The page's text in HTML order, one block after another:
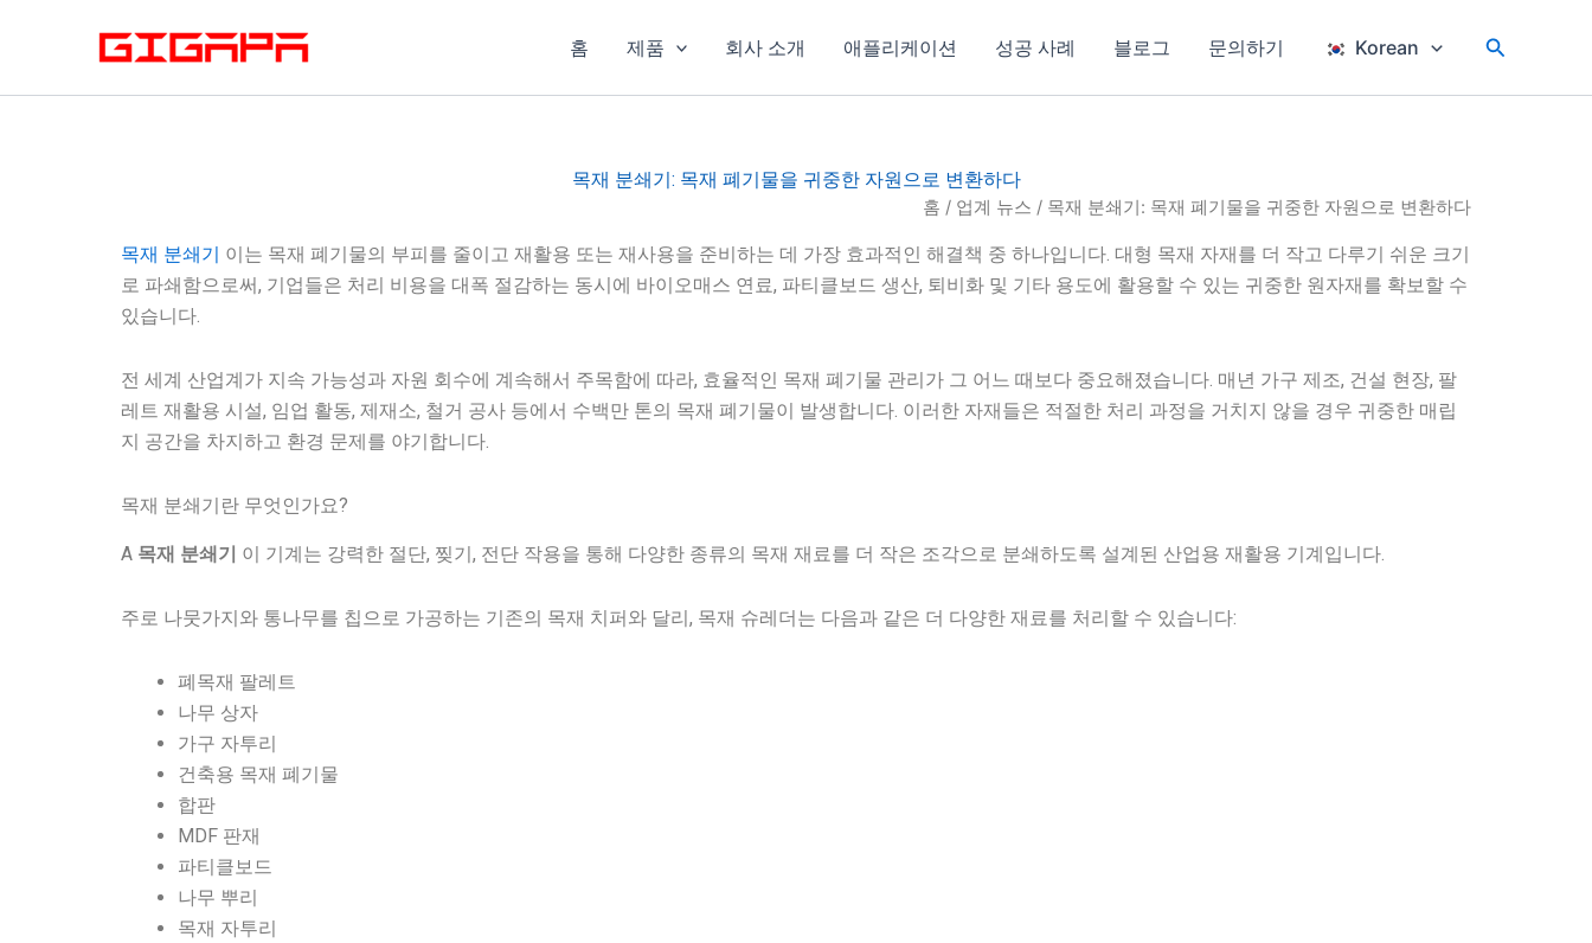
홈 제품 회사 소개 애플리케이션 성공 사례 블로그 문의하기 Korean
검
목재 분쇄기: 목재 폐기물을 귀중한 자원으로 변환하다
홈 / 업계 뉴스 / 목재 분쇄기: 목재 폐기물을 귀중한 자원으로 변환하다
목재 분쇄기 이는 목재 폐기물의 부피를 줄이고 재활용 또는 재사용을 준비하는 데 가장 효과적인 해결책 중 하나입니다. 대형 목재 자재를 더 작고 다루기 쉬운 크기
로 파쇄함으로써, 기업들은 처리 비용을 대폭 절감하는 동시에 바이오매스 연료, 파티클보드 생산, 퇴비화 및 기타 용도에 활용할 수 있는 귀중한 원자재를 확보할 수
있습니다.
전 세계 산업계가 지속 가능성과 자원 회수에 계속해서 주목함에 따라, 효율적인 목재 폐기물 관리가 그 어느 때보다 중요해졌습니다. 매년 가구 제조, 건설 현장, 팔
레트 재활용 시설, 임업 활동, 제재소, 철거 공사 등에서 수백만 톤의 목재 폐기물이 발생합니다. 이러한 자재들은 적절한 처리 과정을 거치지 않을 경우 귀중한 매립
지 공간을 차지하고 환경 문제를 야기합니다.
목재 분쇄기란 무엇인가요?
A 목재 분쇄기 이 기계는 강력한 절단, 찢기, 전단 작용을 통해 다양한 종류의 목재 재료를 더 작은 조각으로 분쇄하도록 설계된 산업용 재활용 기계입니다.
주로 나뭇가지와 통나무를 칩으로 가공하는 기존의 목재 치퍼와 달리, 목재 슈레더는 다음과 같은 더 다양한 재료를 처리할 수 있습니다:
폐목재 팔레트
나무 상자
가구 자투리
건축용 목재 폐기물
합판
MDF 판재
파티클보드
나무 뿌리
목재 자투리